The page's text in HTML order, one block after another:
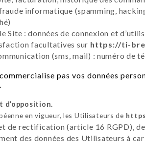
informatique (spamming,
Site : données de connexion et
facultatives sur https://ti-
(sms, mail) : numéro de
pas vos données
d’opposition.
en vigueur, les Utilisateurs de
de rectification (article 16 RGPD),
des données des Utilisateurs à